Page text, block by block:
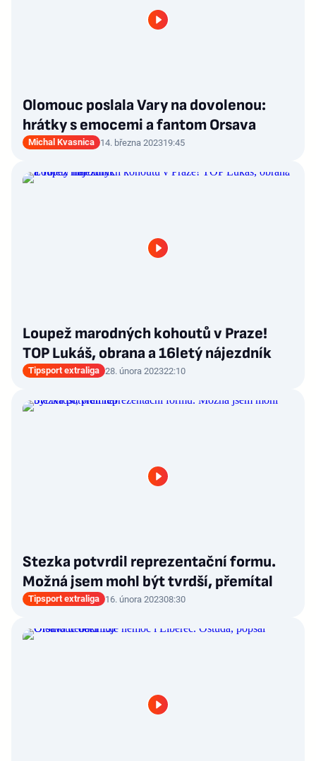
Olomouc poslala Vary na dovolenou:
hrátky s emocemi a fantom Orsava
Michal Kvasnica 14. března 202319:45
Loupež marodných kohoutů v Praze!
TOP Lukáš, obrana a 16letý nájezdník
Tipsport extraliga 28. února 202322:10
Stezka potvrdil reprezentační formu.
Možná jsem mohl být tvrdší, přemítal
Tipsport extraliga 16. února 202308:30